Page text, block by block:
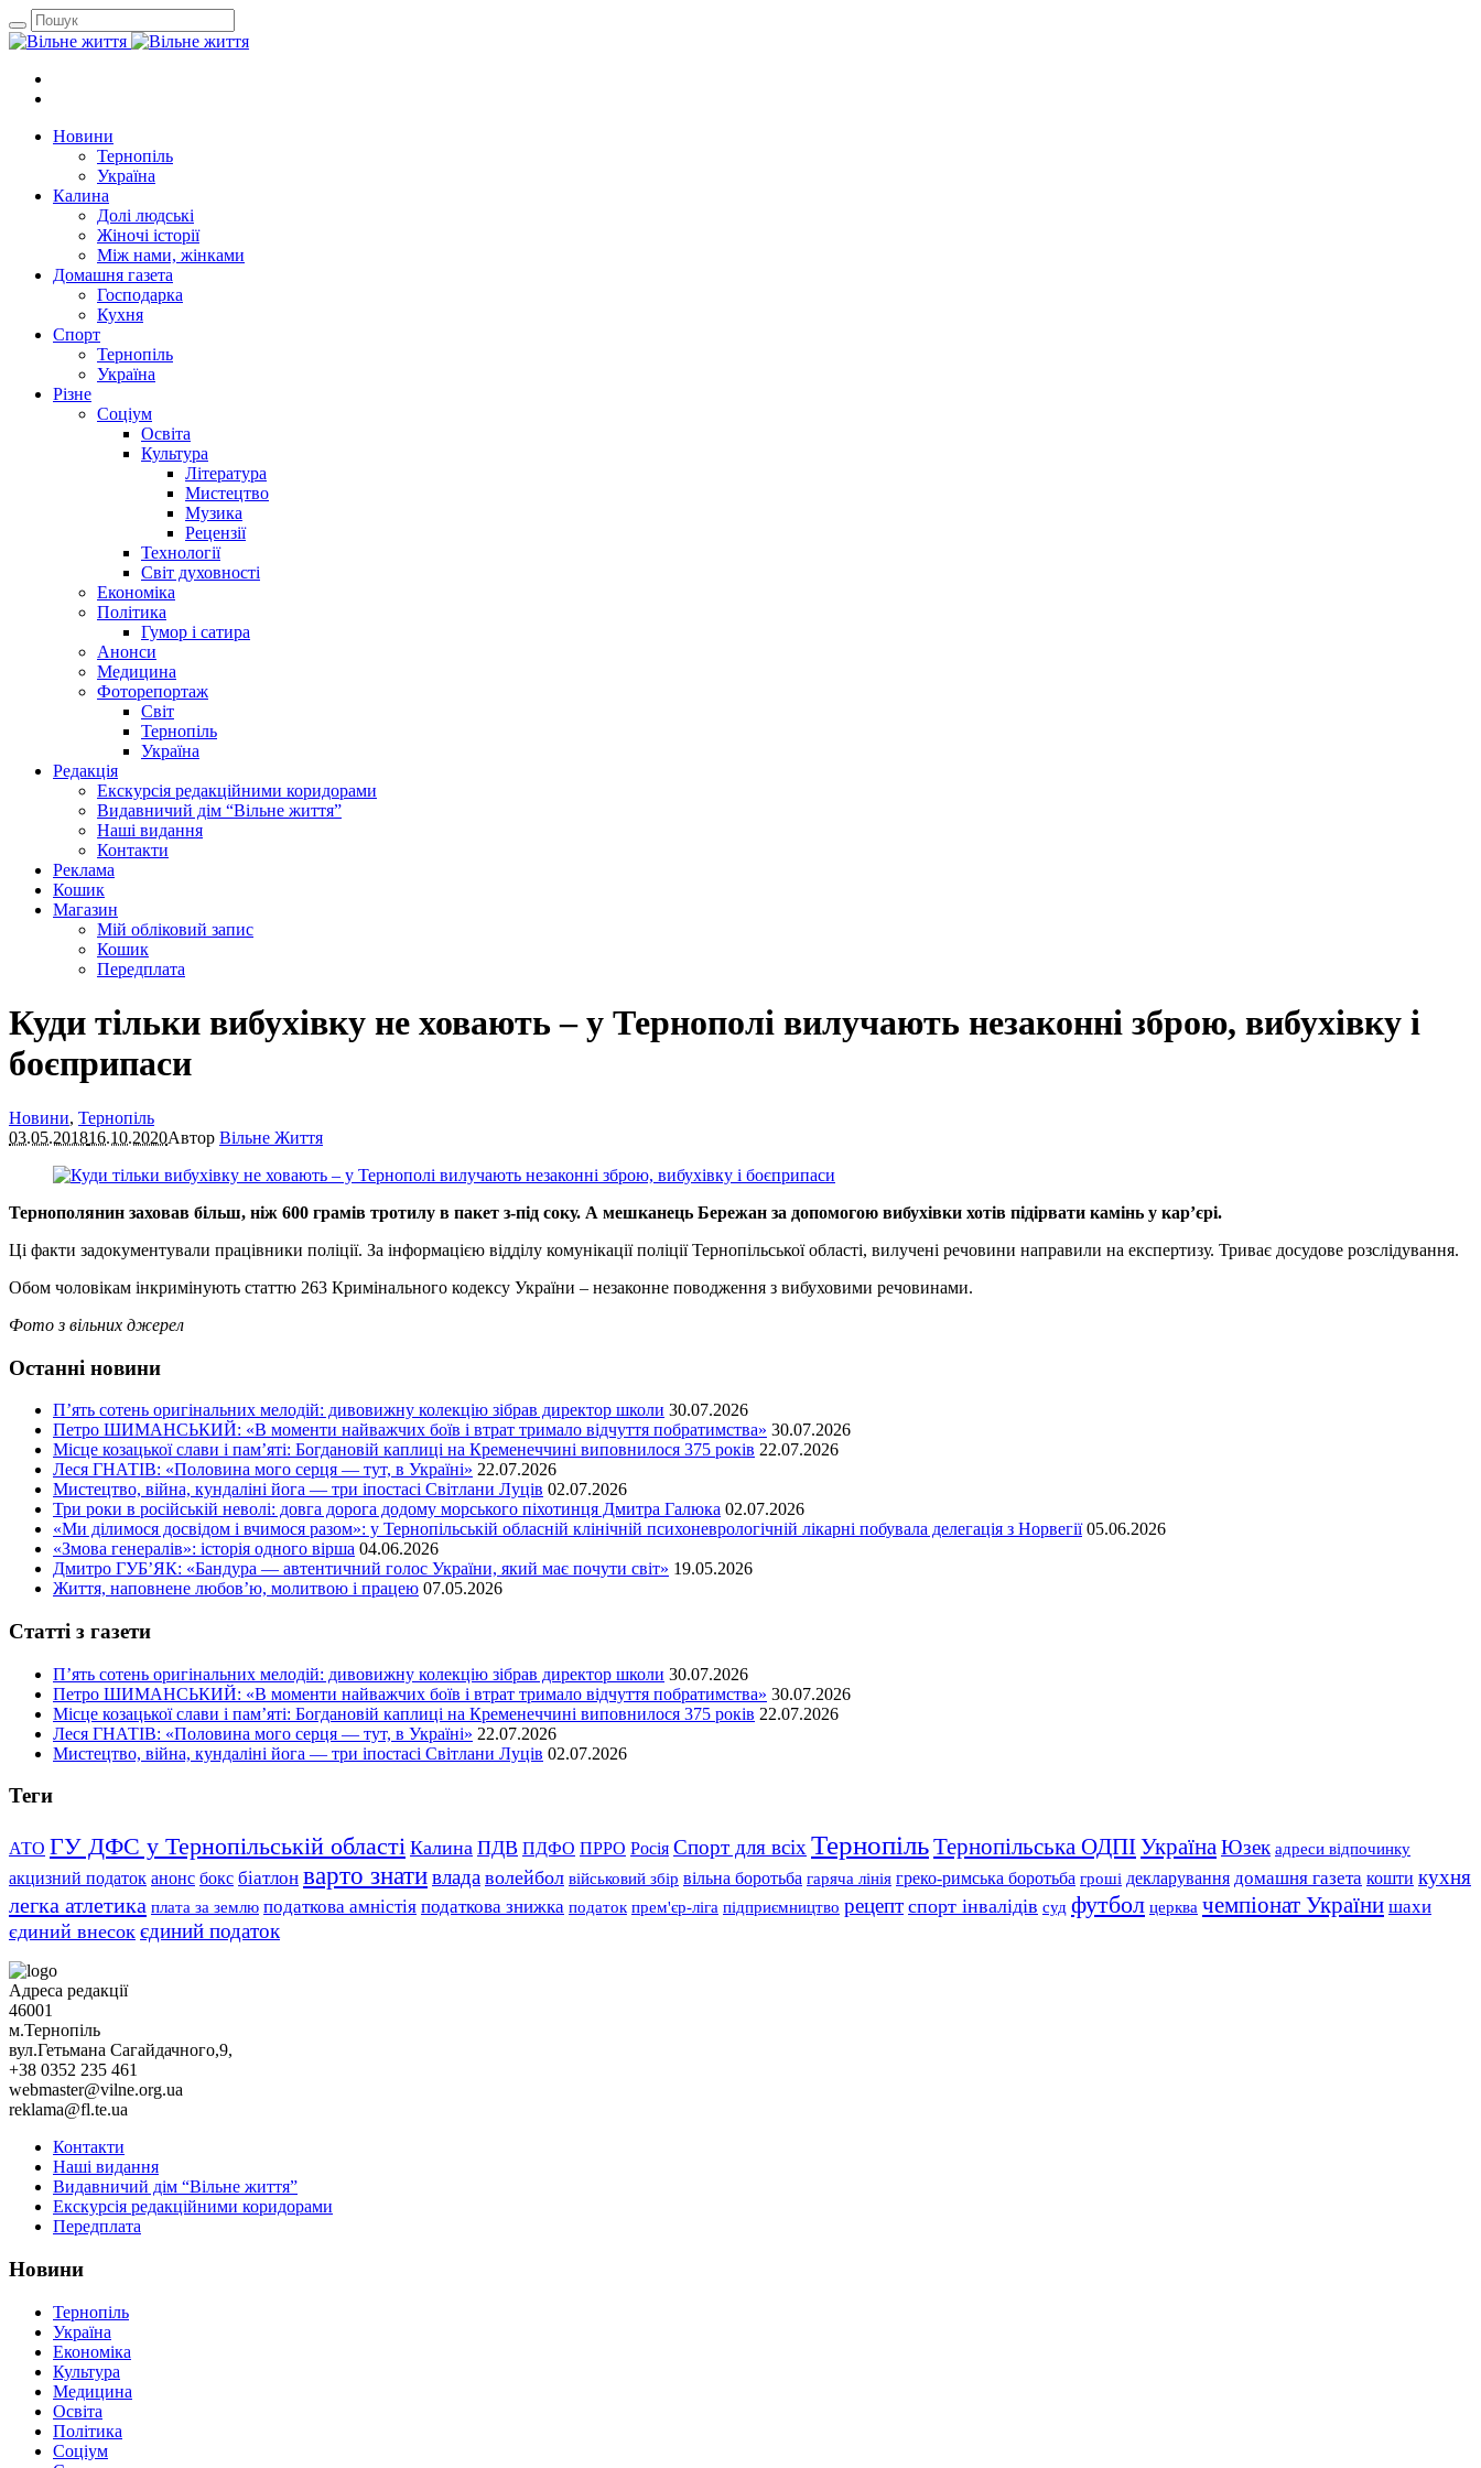
Новини
Тернопіль
Україна
Калина
Долі людські
Жіночі історії
Між нами, жінками
Домашня газета
Господарка
Кухня
Спорт
Тернопіль
Україна
Різне
Соціум
Освіта
Культура
Література
Мистецтво
Музика
Рецензії
Технології
Світ духовності
Економіка
Політика
Гумор і сатира
Анонси
Медицина
Фоторепортаж
Світ
Тернопіль
Україна
Редакція
Екскурсія редакційними коридорами
Видавничий дім “Вільне життя”
Наші видання
Контакти
Реклама
Кошик
Магазин
Мій обліковий запис
Кошик
Передплата
Куди тільки вибухівку не ховають – у Тернополі вилучають незаконні зброю, вибухівку і
боєприпаси
Новини, Тернопіль
03.05.201816.10.2020Автор Вільне Життя
Тернополянин заховав більш, ніж 600 грамів тротилу в пакет з-під соку. А мешканець Бережан за допомогою вибухівки хотів підірвати камінь у кар’єрі.
Ці факти задокументували працівники поліції. За інформацією відділу комунікації поліції Тернопільської області, вилучені речовини направили на експертизу. Триває досудове розслідування.
Обом чоловікам інкримінують статтю 263 Кримінального кодексу України – незаконне поводження з вибуховими речовинами.
Фото з вільних джерел
Останні новини
П’ять сотень оригінальних мелодій: дивовижну колекцію зібрав директор школи 30.07.2026
Петро ШИМАНСЬКИЙ: «В моменти найважчих боїв і втрат тримало відчуття побратимства» 30.07.2026
Місце козацької слави і пам’яті: Богдановій каплиці на Кременеччині виповнилося 375 років 22.07.2026
Леся ГНАТІВ: «Половина мого серця — тут, в Україні» 22.07.2026
Мистецтво, війна, кундаліні йога — три іпостасі Світлани Луців 02.07.2026
Три роки в російській неволі: довга дорога додому морського піхотинця Дмитра Галюка 02.07.2026
«Ми ділимося досвідом і вчимося разом»: у Тернопільській обласній клінічній психоневрологічній лікарні побувала делегація з Норвегії 05.06.2026
«Змова генералів»: історія одного вірша 04.06.2026
Дмитро ГУБ’ЯК: «Бандура — автентичний голос України, який має почути світ» 19.05.2026
Життя, наповнене любов’ю, молитвою і працею 07.05.2026
Статті з газети
П’ять сотень оригінальних мелодій: дивовижну колекцію зібрав директор школи 30.07.2026
Петро ШИМАНСЬКИЙ: «В моменти найважчих боїв і втрат тримало відчуття побратимства» 30.07.2026
Місце козацької слави і пам’яті: Богдановій каплиці на Кременеччині виповнилося 375 років 22.07.2026
Леся ГНАТІВ: «Половина мого серця — тут, в Україні» 22.07.2026
Мистецтво, війна, кундаліні йога — три іпостасі Світлани Луців 02.07.2026
Теги
АТО ГУ ДФС у Тернопільській області Калина ПДВ ПДФО ПРРО Росія Спорт для всіх ТернопільТернопільська ОДПІУкраїнаЮзек адреси відпочинку
акцизний податок анонс бокс біатлон варто знативлада волейбол військовий збір вільна боротьба гаряча лінія греко-римська боротьба гроші декларування домашня газета кошти кухня
легка атлетика плата за землю податкова амністія податкова знижка податок прем'єр-ліга підприємництво рецепт спорт інвалідів суд футбол церква чемпіонат України шахи
єдиний внесок єдиний податок
Адреса редакції
46001
м.Тернопіль
вул.Гетьмана Сагайдачного,9,
+38 0352 235 461
webmaster@vilne.org.ua
reklama@fl.te.ua
Контакти
Наші видання
Видавничий дім “Вільне життя”
Екскурсія редакційними коридорами
Передплата
Новини
Тернопіль
Україна
Економіка
Культура
Медицина
Освіта
Політика
Соціум